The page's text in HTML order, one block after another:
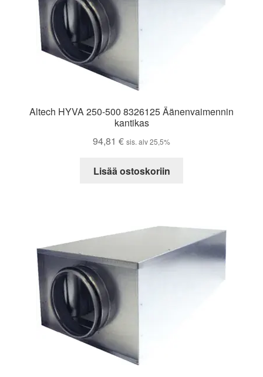
Altech HYVA 250-500 8326125 Äänenvaimennin
kantikas
94,81 € sis. alv 25,5%
Lisää ostoskoriin